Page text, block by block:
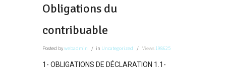
Obligations du
contribuable
Posted bywebadmin in Uncategorized Views198625
1- OBLIGATIONS DE DÉCLARATION 1.1-